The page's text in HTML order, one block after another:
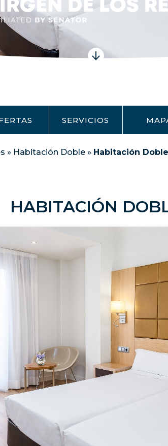
SERVICIOS
» Habitación Doble » Habitación Doble
HABITACIÓN